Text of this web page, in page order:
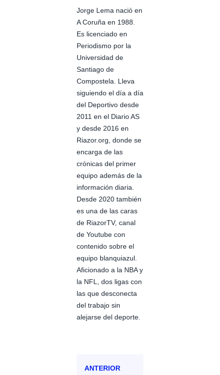
Jorge Lema nació en
A Coruña en 1988.
Es licenciado en
Periodismo por la
Universidad de
Santiago de
Compostela. Lleva
siguiendo el día a día
del Deportivo desde
2011 en el Diario AS
y desde 2016 en
Riazor.org, donde se
encarga de las
crónicas del primer
equipo además de la
información diaria.
Desde 2020 también
es una de las caras
de RiazorTV, canal
de Youtube con
contenido sobre el
equipo blanquiazul.
Aficionado a la NBA y
la NFL, dos ligas con
las que desconecta
del trabajo sin
alejarse del deporte.
ANTERIOR